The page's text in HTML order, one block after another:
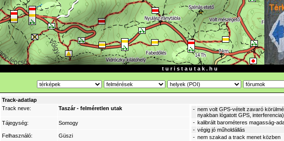
t u r i s t a u t a k . h u
Track-adatlap
Track neve:
Taszár - felméretlen utak - nem volt GPS-vételt zavaró
nyakban lógatott GPS, interferencia)
- kalibrált barométeres magasság-
- végig jó műholdállás
- nem szakad a track menet közben
Tájegység: Somogy
Felhasználó: Güszi